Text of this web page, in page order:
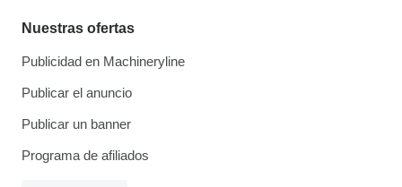
Nuestras ofertas
Publicidad en Machineryline
Publicar el anuncio
Publicar un banner
Programa de afiliados